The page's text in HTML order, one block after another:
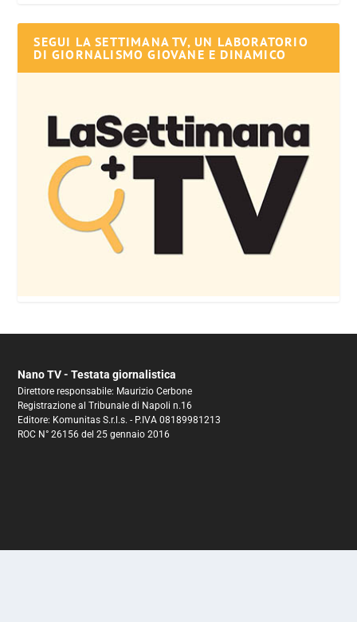
SEGUI LA SETTIMANA TV, UN LABORATORIO
DI GIORNALISMO GIOVANE E DINAMICO
Nano TV - Testata giornalistica
Direttore responsabile: Maurizio Cerbone
Registrazione al Tribunale di Napoli n.16
Editore: Komunitas S.r.l.s. - P.IVA 08189981213
ROC N° 26156 del 25 gennaio 2016